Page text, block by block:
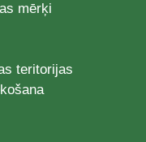
mērķi
teritorijas